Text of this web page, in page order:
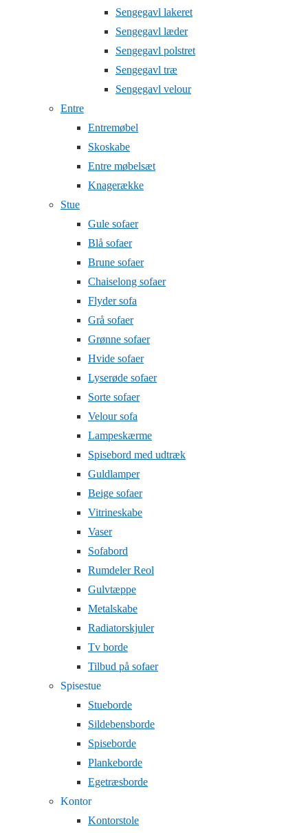
Sengegavl lakeret
Sengegavl læder
Sengegavl polstret
Sengegavl træ
Sengegavl velour
Entre
Entremøbel
Skoskabe
Entre møbelsæt
Knagerække
Stue
Gule sofaer
Blå sofaer
Brune sofaer
Chaiselong sofaer
Flyder sofa
Grå sofaer
Grønne sofaer
Hvide sofaer
Lyserøde sofaer
Sorte sofaer
Velour sofa
Lampeskærme
Spisebord med udtræk
Guldlamper
Beige sofaer
Vitrineskabe
Vaser
Sofabord
Rumdeler Reol
Gulvtæppe
Metalskabe
Radiatorskjuler
Tv borde
Tilbud på sofaer
Spisestue
Stueborde
Sildebensborde
Spiseborde
Plankeborde
Egetræsborde
Kontor
Kontorstole